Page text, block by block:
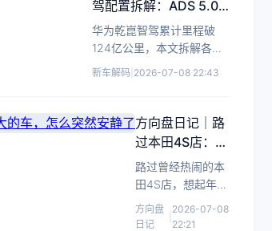
驾配置拆解：ADS 5.0版
本最值得买
华为乾崑智驾累计里程破
124亿公里，本文拆解各版
本差异，分析安全数据与购
新车解码 2026-07-08 22:43
方向盘日记｜路
过本田4S店：那
些陪我长大的
车，怎么突然安
静了
路过曾经热闹的本
田4S店，想起年少
时对思域的向往。
如今销量暴跌的背
方向盘
日记
2026-07-08
22:21